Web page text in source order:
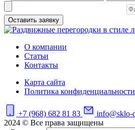
Оставить заявку
О компании
Статьи
Контакты
Карта сайта
Политика конфиденциальности
+7 (968) 682 81 83
info@sklo-
2024 © Все права защищены